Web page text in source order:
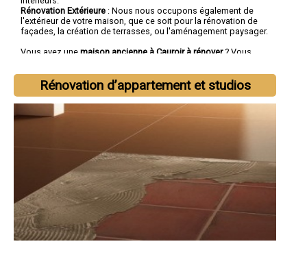
Rénovation Extérieure : Nous nous occupons également de
l'extérieur de votre maison, que ce soit pour la rénovation de
façades, la création de terrasses, ou l'aménagement paysager.
Vous avez une maison ancienne à Cauroir à rénover? Vous
d'état ?
Faites confiance à la société SOCOREBAT.
Rénovation d’appartement et studios